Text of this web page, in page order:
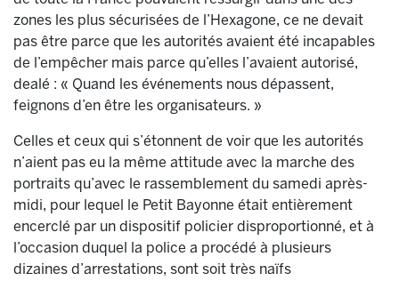
zones les plus sécurisées de l’Hexagone, ce ne devait
pas être parce que les autorités avaient été incapables
de l’empêcher mais parce qu’elles l’avaient autorisé,
dealé : « Quand les événements nous dépassent,
feignons d’en être les organisateurs. »
Celles et ceux qui s’étonnent de voir que les autorités
n’aient pas eu la même attitude avec la marche des
portraits qu’avec le rassemblement du samedi après-
midi, pour lequel le Petit Bayonne était entièrement
encerclé par un dispositif policier disproportionné, et à
l’occasion duquel la police a procédé à plusieurs
dizaines d’arrestations, sont soit très naïfs